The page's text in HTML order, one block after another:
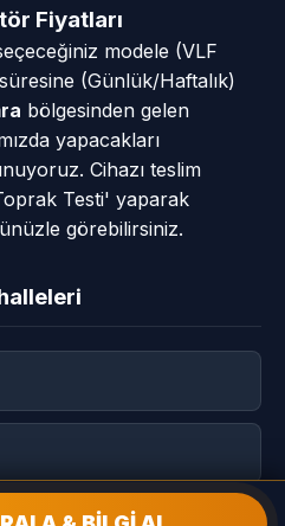
Fiyatları
modele (VLF
(Günlük/Haftalık)
bölgesinden gelen
yapacakları
Cihazı teslim
Testi' yaparak
görebilirsiniz.